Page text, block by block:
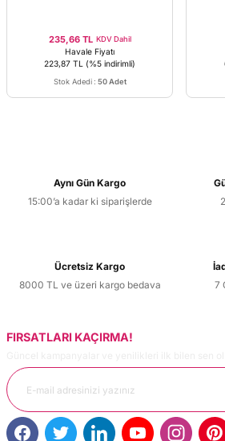
235,66 TL KDV Dahil
Havale Fiyatı
223,87 TL (%5 indirimli)
Stok Adedi : 50 Adet
Aynı Gün Kargo
15:00’a kadar ki siparişlerde
Ücretsiz Kargo
8000 TL ve üzeri kargo bedava
7
FIRSATLARI KAÇIRMA!